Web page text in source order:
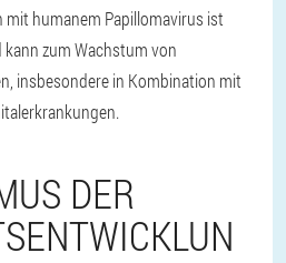
mit humanem Papillomavirus ist
zum Wachstum von
insbesondere in Kombination mit
DER